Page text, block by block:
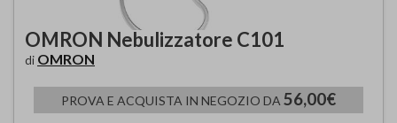
OMRON Nebulizzatore C101
di OMRON
PROVA E ACQUISTA IN NEGOZIO DA 56,00€